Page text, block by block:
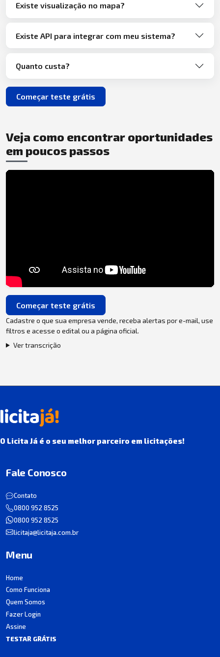
Existe visualização no mapa?
Existe API para integrar com meu sistema?
Quanto custa?
Começar teste grátis
Veja como encontrar oportunidades
em poucos passos
Começar teste grátis
Cadastre o que sua empresa vende, receba alertas por e-mail, use
filtros e acesse o edital ou a página oficial.
Ver transcrição
O Licita Já é o seu melhor parceiro em licitações!
Fale Conosco
Contato
0800 952 8525
0800 952 8525
licitaja@licitaja.com.br
Menu
Home
Como Funciona
Quem Somos
Fazer Login
Assine
TESTAR GRÁTIS